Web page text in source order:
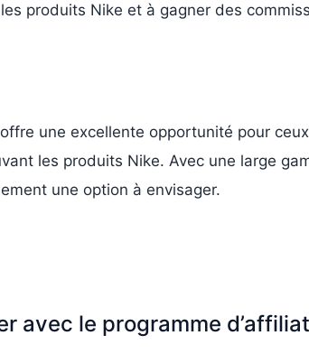
produits Nike et à gagner des
une excellente opportunité pour
les produits Nike. Avec une large
une option à envisager.
avec le programme